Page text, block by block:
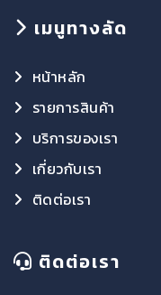
เมนูทางลัด
หน้าหลัก
รายการสินค้า
บริการของเรา
เกี่ยวกับเรา
ติดต่อเรา
ติดต่อเรา